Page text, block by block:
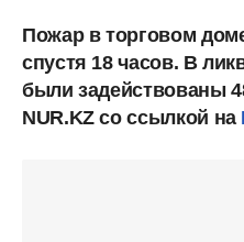
Пожар в торговом
спустя 18 часов. В
были задействованы
NUR.KZ со ссылкой на